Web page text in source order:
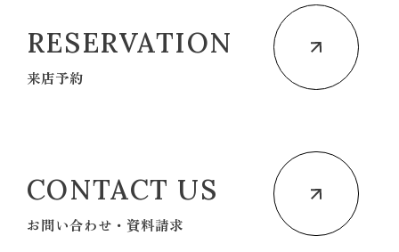
RESERVATION
来店予約
CONTACT US
お問い合わせ・資料請求